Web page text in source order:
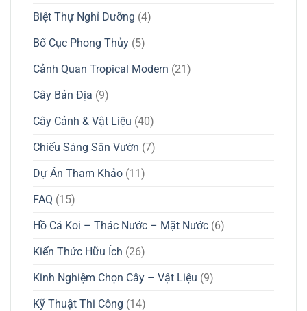
Biệt Thự Nghỉ Dưỡng (4)
Bố Cục Phong Thủy (5)
Cảnh Quan Tropical Modern (21)
Cây Bản Địa (9)
Cây Cảnh & Vật Liệu (40)
Chiếu Sáng Sân Vườn (7)
Dự Án Tham Khảo (11)
FAQ (15)
Hồ Cá Koi – Thác Nước – Mặt Nước (6)
Kiến Thức Hữu Ích (26)
Kinh Nghiệm Chọn Cây – Vật Liệu (9)
Kỹ Thuật Thi Công (14)